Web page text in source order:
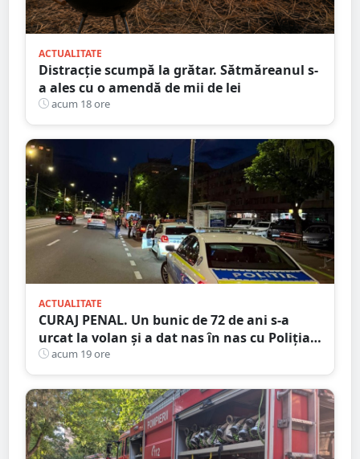
ACTUALITATE
Distracție scumpă la grătar. Sătmăreanul s-
a ales cu o amendă de mii de lei
acum 18 ore
ACTUALITATE
CURAJ PENAL. Un bunic de 72 de ani s-a
urcat la volan și a dat nas în nas cu Poliția
Satu Mare
acum 19 ore